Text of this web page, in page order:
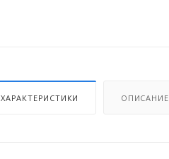
ХАРАКТЕРИСТИКИ ОПИСАНИЕ